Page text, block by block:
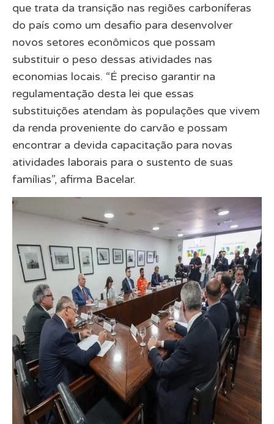
que trata da transição nas regiões carboníferas
do país como um desafio para desenvolver
novos setores econômicos que possam
substituir o peso dessas atividades nas
economias locais. “É preciso garantir na
regulamentação desta lei que essas
substituições atendam às populações que vivem
da renda proveniente do carvão e possam
encontrar a devida capacitação para novas
atividades laborais para o sustento de suas
famílias”, afirma Bacelar.